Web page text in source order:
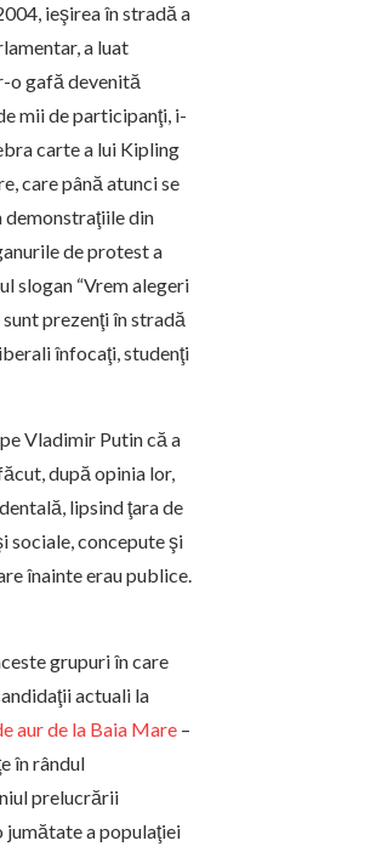
ieşirea în stradă a
a luat
o gafă devenită
mii de participanţi, i-
carte a lui Kipling
care până atunci se
din
de protest a
slogan “Vrem alegeri
prezenţi în stradă
înfocaţi, studenţi
Vladimir Putin că a
după opinia lor,
lipsind ţara de
sociale, concepute şi
înainte erau publice.
grupuri în care
actuali la
aur de la Baia Mare –
în rândul
prelucrării
jumătate a populaţiei